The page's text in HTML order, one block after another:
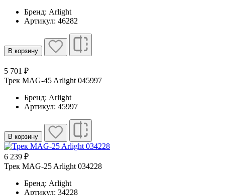
Бренд: Arlight
Артикул: 46282
В корзину
5 701 ₽
Трек MAG-45 Arlight 045997
Бренд: Arlight
Артикул: 45997
В корзину
6 239 ₽
Трек MAG-25 Arlight 034228
Бренд: Arlight
Артикул: 34228